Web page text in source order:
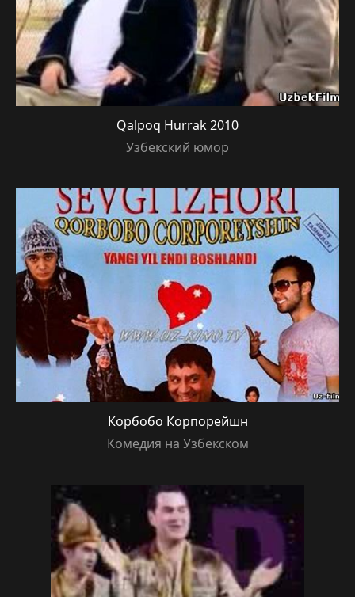
Qalpoq Hurrak 2010
Узбекский юмор
Корбобо Корпорейшн
Комедия на Узбекском